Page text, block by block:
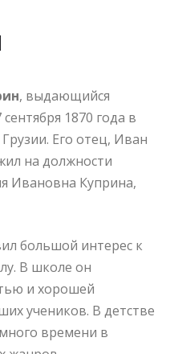
, выдающийся
1870 года в
Его отец, Иван
на должности
Ивановна Куприна,
большой интерес к
В школе он
и хорошей
учеников. В детстве
времени в